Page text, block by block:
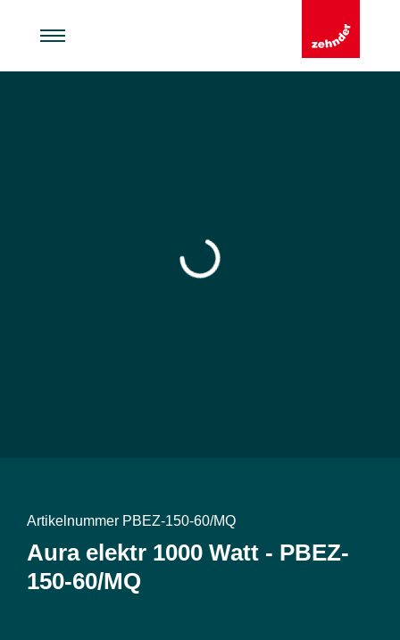
Artikelnummer PBEZ-150-60/MQ
Aura elektr 1000 Watt - PBEZ-
150-60/MQ